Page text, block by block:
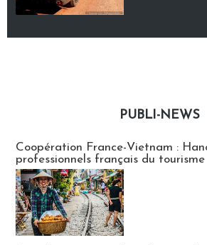
PUBLI-NEWS
Coopération France-Vietnam :
professionnels français du tourisme